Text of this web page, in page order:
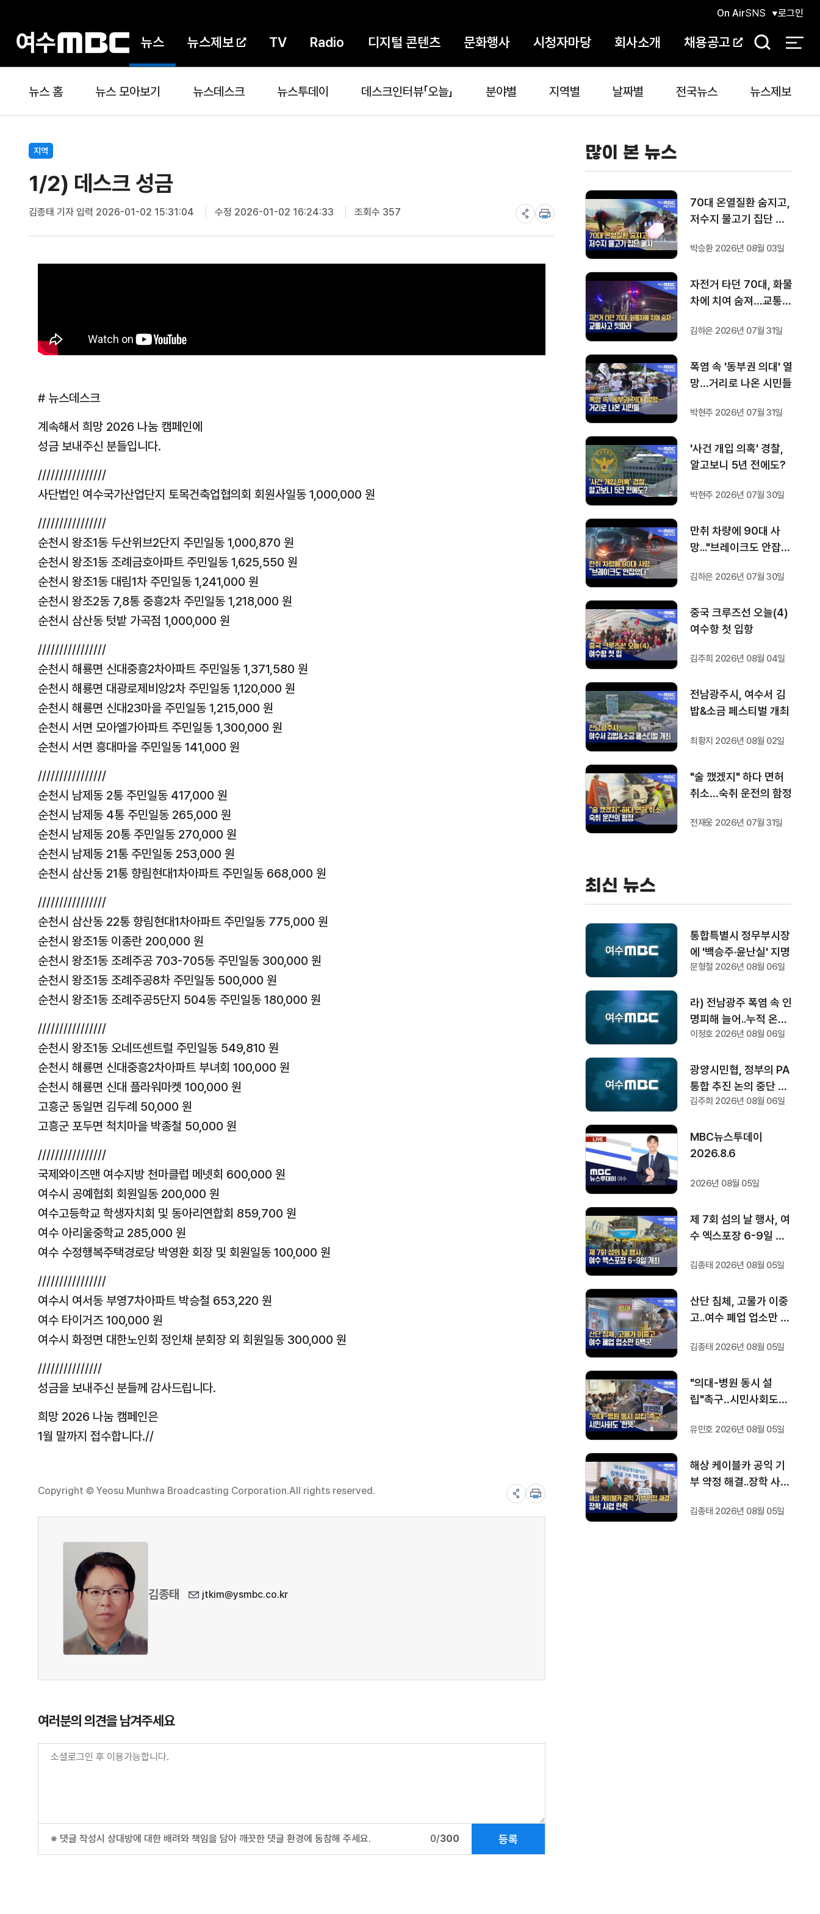
뉴스 뉴스제보 TV Radio 디지털 콘텐츠 문화행사 시청자마당 회사소개 채용공고
On AirSNS 로그인
검
뉴스 홈 뉴스 모아보기 뉴스데스크 뉴스투데이 데스크인터뷰「오늘」 분야별 지역별 날짜별 전국뉴스 뉴스제보
지역
1/2) 데스크 성금
김종태 기자입력 2026-01-02 15:31:04 수정 2026-01-02 16:24:33 조회수 357
# 뉴스데스크
계속해서 희망 2026 나눔 캠페인에
성금 보내주신 분들입니다.
////////////////
사단법인 여수국가산업단지 토목건축업협의회 회원사일동 1,000,000 원
////////////////
순천시 왕조1동 두산위브2단지 주민일동 1,000,870 원
순천시 왕조1동 조례금호아파트 주민일동 1,625,550 원
순천시 왕조1동 대림1차 주민일동 1,241,000 원
순천시 왕조2동 7,8통 중흥2차 주민일동 1,218,000 원
순천시 삼산동 텃밭 가곡점 1,000,000 원
////////////////
순천시 해룡면 신대중흥2차아파트 주민일동 1,371,580 원
순천시 해룡면 대광로제비앙2차 주민일동 1,120,000 원
순천시 해룡면 신대23마을 주민일동 1,215,000 원
순천시 서면 모아엘가아파트 주민일동 1,300,000 원
순천시 서면 흥대마을 주민일동 141,000 원
////////////////
순천시 남제동 2통 주민일동 417,000 원
순천시 남제동 4통 주민일동 265,000 원
순천시 남제동 20통 주민일동 270,000 원
순천시 남제동 21통 주민일동 253,000 원
순천시 삼산동 21통 향림현대1차아파트 주민일동 668,000 원
////////////////
순천시 삼산동 22통 향림현대1차아파트 주민일동 775,000 원
순천시 왕조1동 이종란 200,000 원
순천시 왕조1동 조례주공 703-705동 주민일동 300,000 원
순천시 왕조1동 조례주공8차 주민일동 500,000 원
순천시 왕조1동 조례주공5단지 504동 주민일동 180,000 원
////////////////
순천시 왕조1동 오네뜨센트럴 주민일동 549,810 원
순천시 해룡면 신대중흥2차아파트 부녀회 100,000 원
순천시 해룡면 신대 플라워마켓 100,000 원
고흥군 동일면 김두례 50,000 원
고흥군 포두면 척치마을 박종철 50,000 원
////////////////
국제와이즈맨 여수지방 천마클럽 메넷회 600,000 원
여수시 공예협회 회원일동 200,000 원
여수고등학교 학생자치회 및 동아리연합회 859,700 원
여수 아리울중학교 285,000 원
여수 수정행복주택경로당 박영환 회장 및 회원일동 100,000 원
////////////////
여수시 여서동 부영7차아파트 박승철 653,220 원
여수 타이거즈 100,000 원
여수시 화정면 대한노인회 정인채 분회장 외 회원일동 300,000 원
///////////////
성금을 보내주신 분들께 감사드립니다.
희망 2026 나눔 캠페인은
1월 말까지 접수합니다.//
Copyright © Yeosu Munhwa Broadcasting Corporation.All rights reserved.
김종태 jtkim@ysmbc.co.kr
여러분의 의견을 남겨주세요
※ 댓글 작성시 상대방에 대한 배려와 책임을 담아 깨끗한 댓글 환경에 동참해 주세요. 0/300 등록
많이 본 뉴스
70대 온열질환 숨지고,
저수지 물고기 집단 폐
박승환 2026년 08월 03일
자전거 타던 70대, 화물
차에 치여 숨져…교통사
김하은 2026년 07월 31일
폭염 속 '동부권 의대' 열
망…거리로 나온 시민들
박현주 2026년 07월 31일
'사건 개입 의혹' 경찰,
알고보니 5년 전에도?
박현주 2026년 07월 30일
만취 차량에 90대 사
망..."브레이크도 안잡았
김하은 2026년 07월 30일
중국 크루즈선 오늘(4)
여수항 첫 입항
김주희 2026년 08월 04일
전남광주시, 여수서 김
밥&소금 페스티벌 개최
최황지 2026년 08월 02일
"술 깼겠지" 하다 면허
취소…숙취 운전의 함정
전재웅 2026년 07월 31일
최신 뉴스
통합특별시 정무부시장
에 '백승주·윤난실' 지명
문형철 2026년 08월 06일
라) 전남광주 폭염 속 인
명피해 늘어..누적 온열
질환자 212명
이정호 2026년 08월 06일
광양시민협, 정부의 PA
통합 추진 논의 중단 촉
구
김주희 2026년 08월 06일
MBC뉴스투데이
2026.8.6
2026년 08월 05일
제 7회 섬의 날 행사, 여
수 엑스포장 6-9일 개
김종태 2026년 08월 05일
산단 침체, 고물가 이중
고..여수 폐업 업소만 6
김종태 2026년 08월 05일
"의대-병원 동시 설
립"촉구‥시민사회도
유민호 2026년 08월 05일
해상 케이블카 공익 기
부 약정 해결..장학 사업
김종태 2026년 08월 05일